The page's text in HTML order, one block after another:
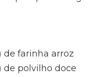
de farinha arroz
de polvilho doce